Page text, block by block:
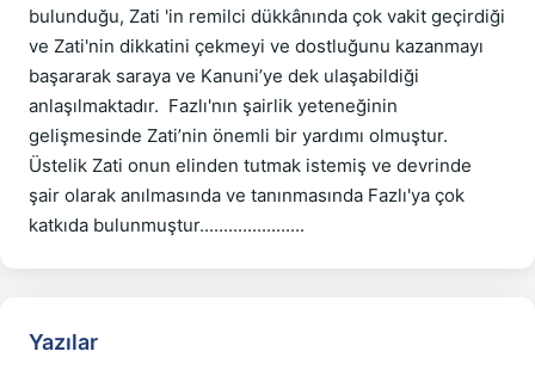
bulunduğu, Zati 'in remilci dükkânında çok vakit geçirdiği
ve Zati'nin dikkatini çekmeyi ve dostluğunu kazanmayı
başararak saraya ve Kanuni’ye dek ulaşabildiği
anlaşılmaktadır.  Fazlı'nın şairlik yeteneğinin
gelişmesinde Zati’nin önemli bir yardımı olmuştur.
Üstelik Zati onun elinden tutmak istemiş ve devrinde
şair olarak anılmasında ve tanınmasında Fazlı'ya çok
Yazılar